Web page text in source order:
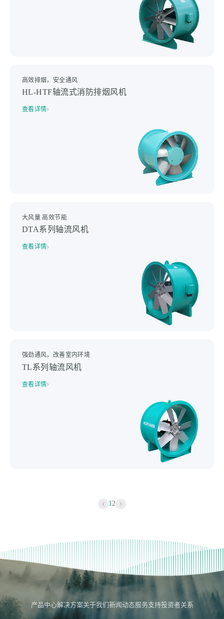
高效排烟，安全通风
HL-HTF轴流式消防排烟风机
查看详情
大风量 高效节能
DTA系列轴流风机
查看详情
强劲通风，改善室内环境
TL系列轴流风机
查看详情
12
产品中心解决方案关于我们新闻动态服务支持投资者关系